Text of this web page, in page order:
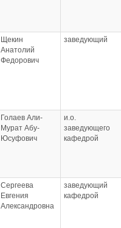
Щекин
Анатолий
Федорович
заведующий
Голаев Али-
Мурат Абу-
Юсуфович
и.о.
заведующего
кафедрой
Сергеева
Евгения
Александровна
заведующий
кафедрой